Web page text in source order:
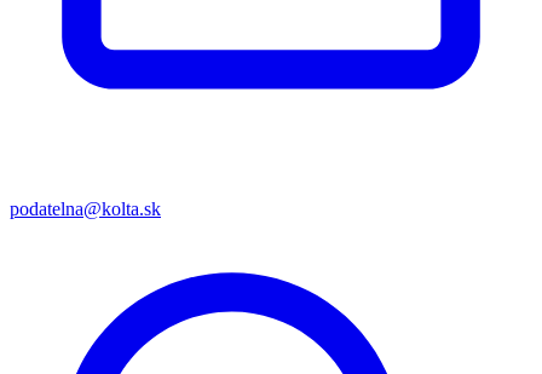
podatelna@kolta.sk